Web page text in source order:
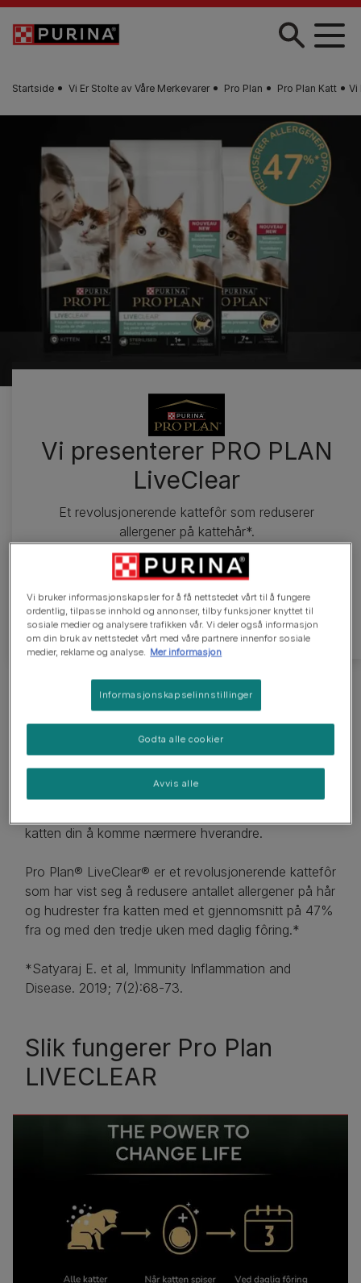
Skip to main content
Startside Vi Er Stolte av Våre Merkevarer Pro Plan Pro Plan Katt Vi
Vi presenterer PRO PLAN
LiveClear
Et revolusjonerende kattefôr som reduserer
allergener på kattehår*.​
​*Satyaraj E. et al, Immunity Inflammation and
Disease. 2019;
7(2):68-73​
Bring deg og katten din
nærmere hverandre
Vi mener at ingenting skal stå mellom deg og katten
Pro Plan LIVECLEAR kan gjøre med
katten din å komme nærmere hverandre.
Pro Plan® LiveClear® er et revolusjonerende kattefôr
som har vist seg å redusere antallet allergener på hår
og hudrester fra katten med et gjennomsnitt på 47%
fra og med den tredje uken med daglig fôring.*
*Satyaraj E. et al, Immunity Inflammation and
Disease. 2019; 7(2):68-73.
Slik fungerer Pro Plan
LIVECLEAR
Vi bruker informasjonskapsler for å få nettstedet vårt til å fungere
ordentlig, tilpasse innhold og annonser, tilby funksjoner knyttet til
sosiale medier og analysere trafikken vår. Vi deler også informasjon
om din bruk av nettstedet vårt med våre partnere innenfor sosiale
medier, reklame og analyse. Mer informasjon
Informasjonskapselinnstillinger
Avvis alle
Godta alle cookier